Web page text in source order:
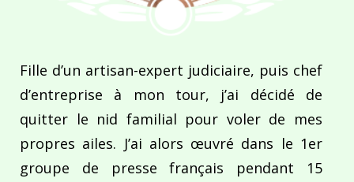
Fille d’un artisan-expert judiciaire, puis chef
d’entreprise à mon tour, j’ai décidé de
quitter le nid familial pour voler de mes
propres ailes. J’ai alors œuvré dans le 1er
groupe de presse français pendant 15